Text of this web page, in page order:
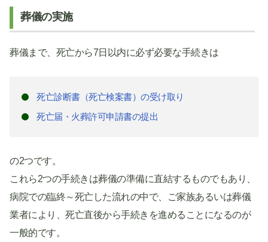
葬儀の実施
葬儀まで、死亡から7日以内に必ず必要な手続きは
死亡診断書（死亡検案書）の受け取り
死亡届・火葬許可申請書の提出
の2つです。
これら2つの手続きは葬儀の準備に直結するものでもあり、
病院での臨終～死亡した流れの中で、ご家族あるいは葬儀
業者により、死亡直後から手続きを進めることになるのが
一般的です。